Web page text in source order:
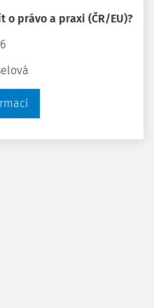
o právo a praxi (ČR/EU)?